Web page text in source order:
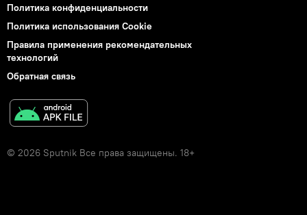
Политика конфиденциальности
Политика использования Cookie
Правила применения рекомендательных
технологий
Обратная связь
© 2026 Sputnik Все права защищены. 18+